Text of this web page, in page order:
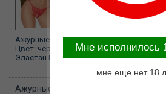
Ажурные трусики (стринги) с
Цвет: черный Размер: M/L (44-46)
Эластан Размер упаковки: 19.3 х13 х 2.3
Ажурные трусики "Hot getaway" white
Mне исполнилось
мне еще нет 18